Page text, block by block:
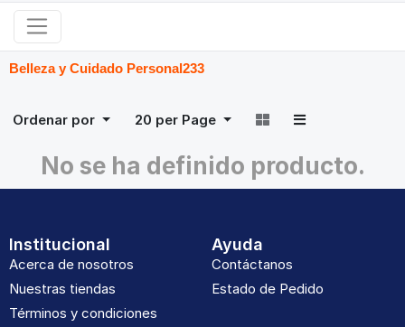
Belleza y Cuidado Personal233
Ordenar por 20 per Page
No se ha definido producto.
Institucional
Acerca de nosotros
Nuestras tiendas
Términos y condiciones
Ayuda
Contáctanos
Estado de Pedido